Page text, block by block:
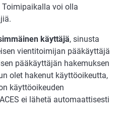
voi olla
käyttäjä, sinusta
vientitoimijan pääkäyttäjä
pääkäyttäjän hakemuksen
olet hakenut käyttöoikeutta,
käyttöoikeuden
ei lähetä automaattisesti